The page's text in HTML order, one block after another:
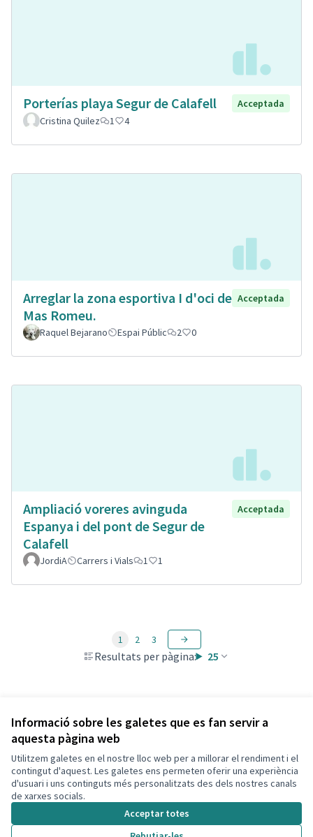
Informació sobre les galetes que es fan servir a
aquesta pàgina web
Utilitzem galetes en el nostre lloc web per a millorar el rendiment i el
contingut d'aquest. Les galetes ens permeten oferir una experiència
d'usuari i uns continguts més personalitzats des dels nostres canals
de xarxes socials.
Acceptar totes
Porterías playa Segur de Calafell
Acceptada
Cristina Quilez
1 4
Arreglar la zona esportiva I d'oci de
Mas Romeu.
Acceptada
Raquel Bejarano Espai Públic 2 0
Ampliació voreres avinguda
Espanya i del pont de Segur de
Calafell
Acceptada
JordiA Carrers i Vials 1 1
Resultats per pàgina: 25
1 2 3
Veure totes les propostes retirades
Termes i condicions d'ús
Configuració de les galetes
Decidim Calafell a X
(Enllaç extern)
Decidim Calafell a Facebook
Decidim Calafell a YouTube
Decidim Calafell a GitHub
(Enllaç extern)